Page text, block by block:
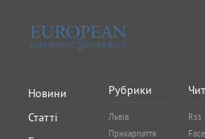
Новини
Статті
Рубрики
Львів
Прикарпаття
Rss